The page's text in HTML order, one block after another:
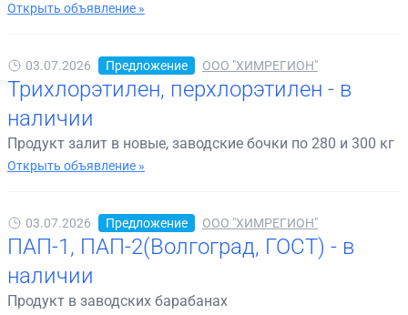
Открыть объявление »
03.07.2026 Предложение ООО "ХИМРЕГИОН"
Трихлорэтилен, перхлорэтилен - в
наличии
Продукт залит в новые, заводские бочки по 280 и 300 кг
Открыть объявление »
03.07.2026 Предложение ООО "ХИМРЕГИОН"
ПАП-1, ПАП-2(Волгоград, ГОСТ) - в
наличии
Продукт в заводских барабанах